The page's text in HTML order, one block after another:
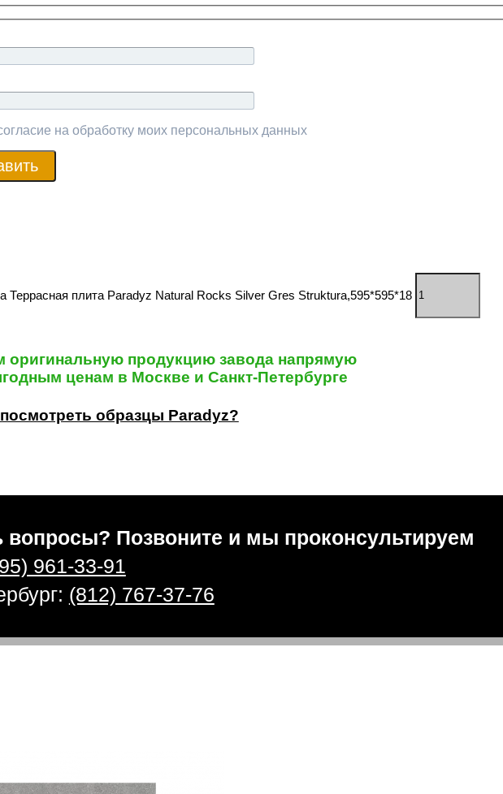
на обработку моих персональных данных
Террасная плита Paradyz Natural Rocks Silver Gres Struktura,595*595*18
оригинальную продукцию завода напрямую
ценам в Москве и Санкт-Петербурге
образцы Paradyz?
вопросы? Позвоните и мы проконсультируем
961-33-91
(812) 767-37-76